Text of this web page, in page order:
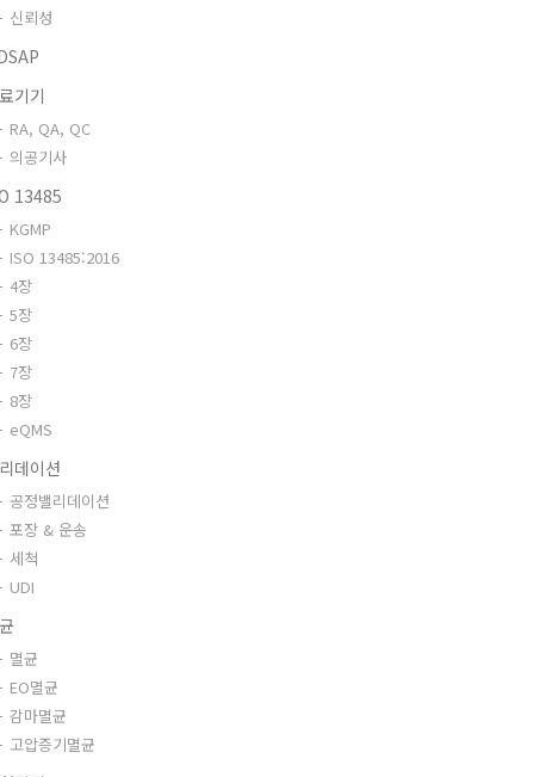
신뢰성
기기
RA, QA, QC
의공기사
13485
KGMP
ISO 13485:2016
4장
5장
6장
7장
8장
eQMS
데이션
공정밸리데이션
포장 & 운송
세척
UDI
멸균
EO멸균
감마멸균
고압증기멸균